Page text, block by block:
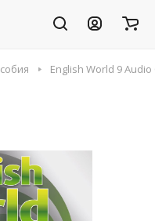
English World 9 Audio